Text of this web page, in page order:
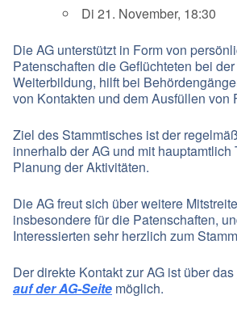
Di 21. November, 18:30
Die AG unterstützt in Form von
Patenschaften die Geflüchteten bei
Weiterbildung, hilft bei
von Kontakten und dem Ausfüllen von
Ziel des Stammtisches ist der
innerhalb der AG und mit
Planung der Aktivitäten.
Die AG freut sich über weitere
insbesondere für die Patenschaften,
Interessierten sehr herzlich zum
Der direkte Kontakt zur AG ist über das
auf der AG-Seite möglich.